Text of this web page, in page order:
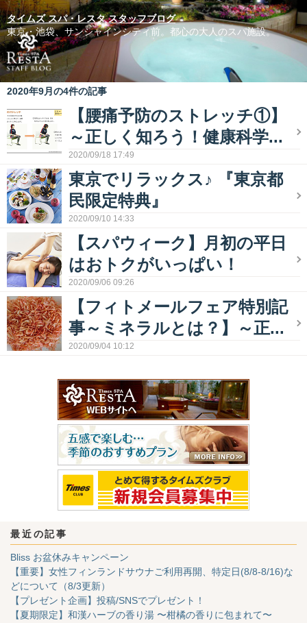
タイムズ スパ・レスタ スタッフブログ
東京・池袋、サンシャインシティ前。都心の大人のスパ施設。
2020年9月の4件の記事
【腰痛予防のストレッチ①】
～正しく知ろう！健康科学...
2020/09/18 17:49
東京でリラックス♪ 『東京都
民限定特典』
2020/09/10 14:33
【スパウィーク】月初の平日
はおトクがいっぱい！
2020/09/06 09:26
【フィトメールフェア特別記
事～ミネラルとは？】～正...
2020/09/04 10:12
最近の記事
Bliss お盆休みキャンペーン
【重要】女性フィンランドサウナご利用再開、特定日(8/8-8/16)な
どについて（8/3更新）
【プレゼント企画】投稿/SNSでプレゼント！
【夏期限定】和漢ハーブの香り湯 〜柑橘の香りに包まれて〜